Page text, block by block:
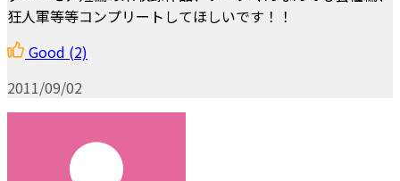
狂人軍等等コンプリートしてほしいです！！
Good (2)
2011/09/02